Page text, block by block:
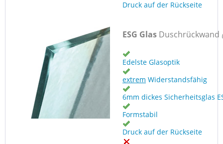
Druck auf der Rückseite
ESG Glas Duschrückwand
Edelste Glasoptik
extrem Widerstandsfähig
6mm dickes Sicherheitsglas
Formstabil
Druck auf der Rückseite